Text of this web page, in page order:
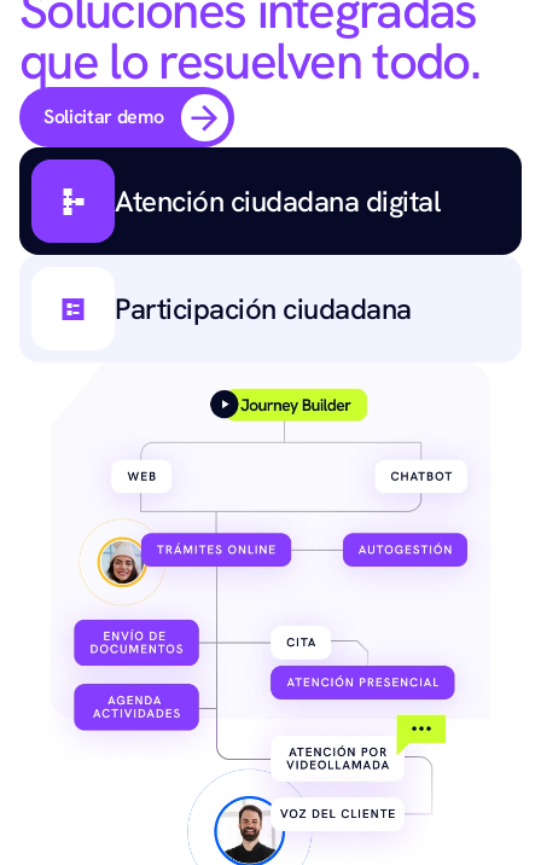
que lo resuelven todo.
Solicitar demo
Atención ciudadana digital
Participación ciudadana